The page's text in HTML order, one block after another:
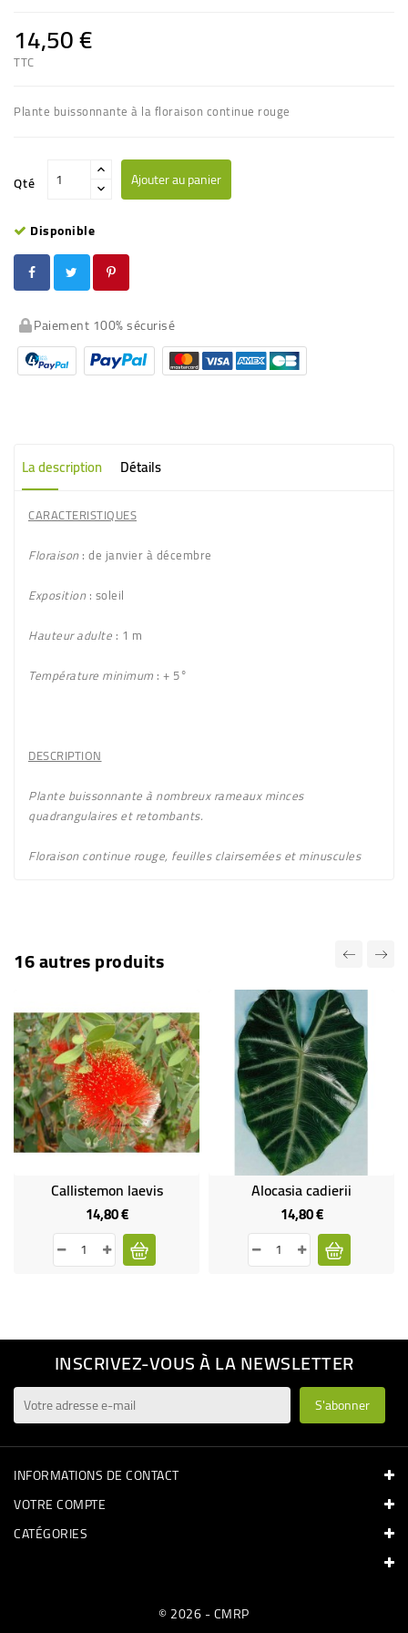
14,50 €
TTC
Plante buissonnante à la floraison continue rouge
Qté Ajouter au panier
Disponible
Paiement 100% sécurisé
La description Détails
CARACTERISTIQUES
Floraison: de janvier à décembre
Exposition: soleil
Hauteur adulte : 1 m
Température minimum : + 5°
DESCRIPTION
Plante buissonnante à nombreux rameaux minces
quadrangulaires et retombants.
Floraisoncontinue rouge, feuilles clairsemées et minuscules
16 autres produits
Callistemon laevis
14,80 €Prix
Alocasia cadierii
14,80 €Prix
INSCRIVEZ-VOUS À LA NEWSLETTER
INFORMATIONS DE CONTACT
VOTRE COMPTE
CATÉGORIES
© 2026 - CMRP